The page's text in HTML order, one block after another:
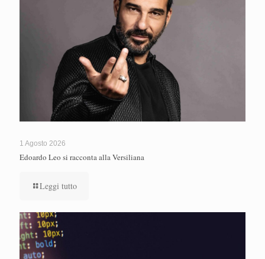
1 Agosto 2026
Edoardo Leo si racconta alla Versiliana
Leggi tutto